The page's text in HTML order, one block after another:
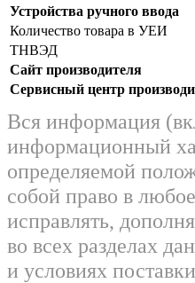
Устройства ручного ввода
Количество товара в УЕИ
ТНВЭД
Сайт производителя
Сервисный центр
Вся информация
информационный
определяемой
собой право в
исправлять,
во всех разделах
и условиях